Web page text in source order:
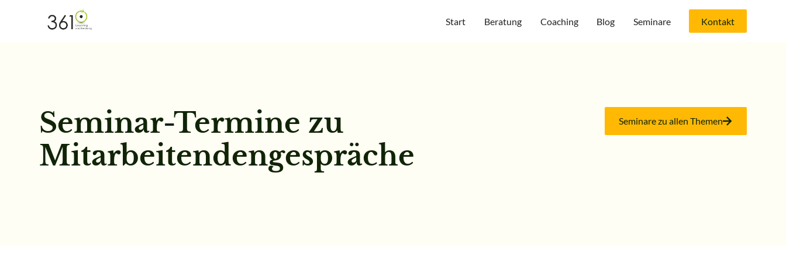
Start Beratung Coaching Blog Seminare Kontakt
Seminar-Termine zu
Mitarbeitendengespräche
Seminare zu allen Themen